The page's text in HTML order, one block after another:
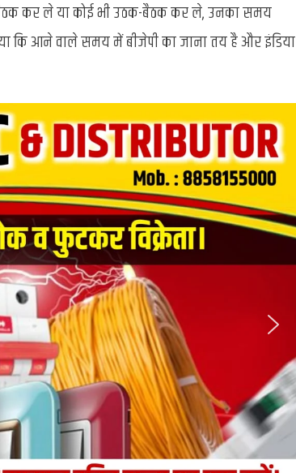
बैठक कर ले या कोई भी उठक-बैठक कर ले, उनका समय
कि आने वाले समय में बीजेपी का जाना तय है और इंडिया